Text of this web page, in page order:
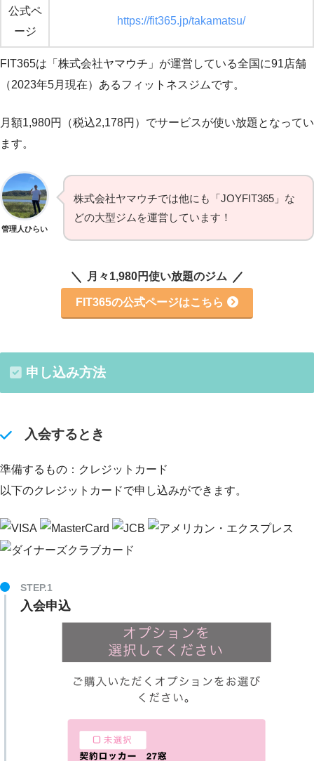
公式ペ
ージ
https://fit365.jp/takamatsu/
FIT365は「株式会社ヤマウチ」が運営している全国に91店舗
（2023年5月現在）あるフィットネスジムです。
月額1,980円（税込2,178円）でサービスが使い放題となってい
ます。
管理人ひらい
株式会社ヤマウチでは他にも「JOYFIT365」な
どの大型ジムを運営しています！
月々1,980円使い放題のジム
FIT365の公式ページはこちら
申し込み方法
入会するとき
準備するもの：クレジットカード
以下のクレジットカードで申し込みができます。
STEP.1
入会申込